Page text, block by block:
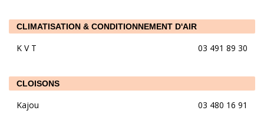
CLIMATISATION & CONDITIONNEMENT D'AIR
K V T 03 491 89 30
CLOISONS
Kajou 03 480 16 91